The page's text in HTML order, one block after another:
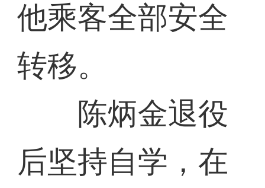
他乘客全部安全
转移。
陈炳金退役
后坚持自学，在